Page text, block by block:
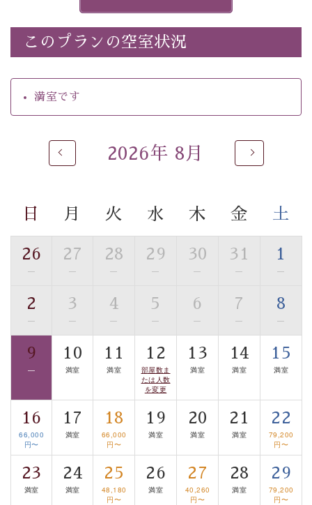
・朝食はこだわりの味噌汁をはじめとした和定食
【温泉】
自家源泉「美翠源泉」は酸化の進みが遅く新鮮で若返り
の効果が高い、極めて希有な源泉です。身も心も癒され
るご入浴をお愉しみください。
■お座敷風呂（大浴場）
用。 足元が柔らかく、そして滑りにくい畳のお風呂で
ご了承のほどお願いいたします。
■貸切温泉風呂 （40分2000円）
眺望はございませんが、源泉掛け流しの温泉の質を楽し
む貸切温泉風呂です。ゆったりといやされるプライベー
トな空間をお愉しみください。
【旅】
■諏訪大社4社を巡る無料参拝バス
豊富な知識を持ったドライバー兼ガイドが諏訪大社をご
事前ご予約制ですので、ご利用ご希望の方
は【3日前まで】にお電話ください。
※交通規制などにより運行できない日がございます
※年末年始及び御柱祭前後は運行しておりません
以上が基本プランの内容です。
神秘なる諏訪湖に心癒される時間をお過ごしいただけま
このプランの空室状況
満室です
2026年 8月
日 月 火 水 木 金 土
26
—
27
—
28
—
29
—
30
—
31
—
1
—
2
—
3
—
4
—
5
—
6
—
7
—
8
—
9
—
10
満室
11
満室
12
部屋数ま
たは人数
を変更
13
満室
14
満室
15
満室
16
66,000
円〜
17
満室
18
66,000
円〜
19
満室
20
満室
21
満室
22
79,200
円〜
23
満室
24
満室
25
48,180
円〜
26
満室
27
40,260
円〜
28
満室
29
79,200
円〜